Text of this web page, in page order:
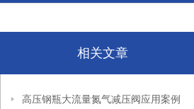
相关文章
高压钢瓶大流量氮气减压阀应用案例